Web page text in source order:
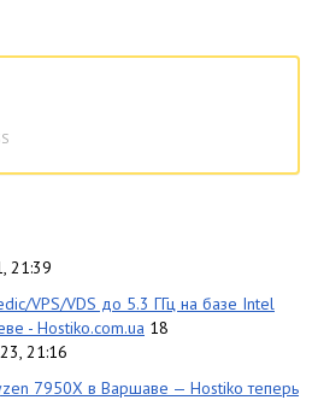
21:39
VPS/VDS до 5.3 ГГц на базе Intel
- Hostiko.com.ua 18
21:16
7950X в Варшаве — Hostiko теперь